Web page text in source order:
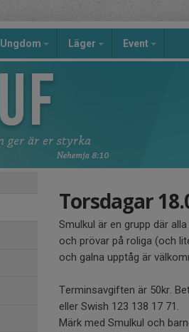
Ungdom Läger Event
Torsdagar
Smulkul är en grupp där
och prövar på roliga (och
och galna upptåg är
Terminsavgiften är 50kr.
eller Swish 123 138 17 71.
Märk med Smulkul och